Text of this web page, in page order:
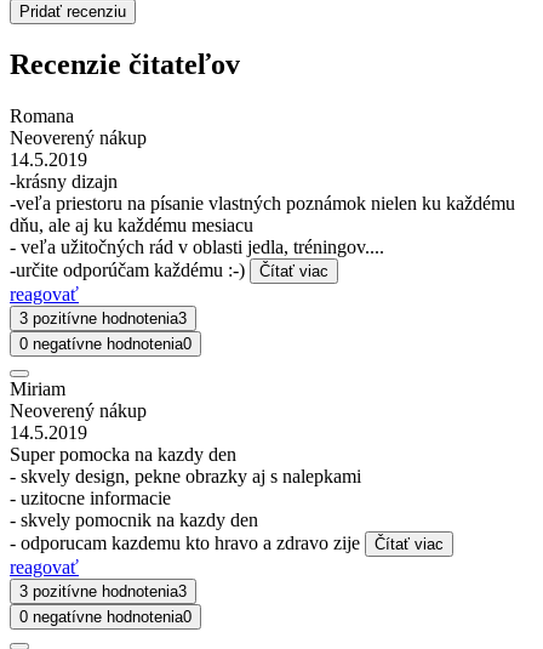
Pridať recenziu
Recenzie čitateľov
Romana
Neoverený nákup
14.5.2019
-krásny dizajn
-veľa priestoru na písanie vlastných poznámok nielen ku každému
dňu, ale aj ku každému mesiacu
- veľa užitočných rád v oblasti jedla, tréningov....
-určite odporúčam každému :-)
Čítať viac
reagovať
3 pozitívne hodnotenia3
0 negatívne hodnotenia0
Miriam
Neoverený nákup
14.5.2019
Super pomocka na kazdy den
- skvely design, pekne obrazky aj s nalepkami
- uzitocne informacie
- skvely pomocnik na kazdy den
- odporucam kazdemu kto hravo a zdravo zije
Čítať viac
reagovať
3 pozitívne hodnotenia3
0 negatívne hodnotenia0